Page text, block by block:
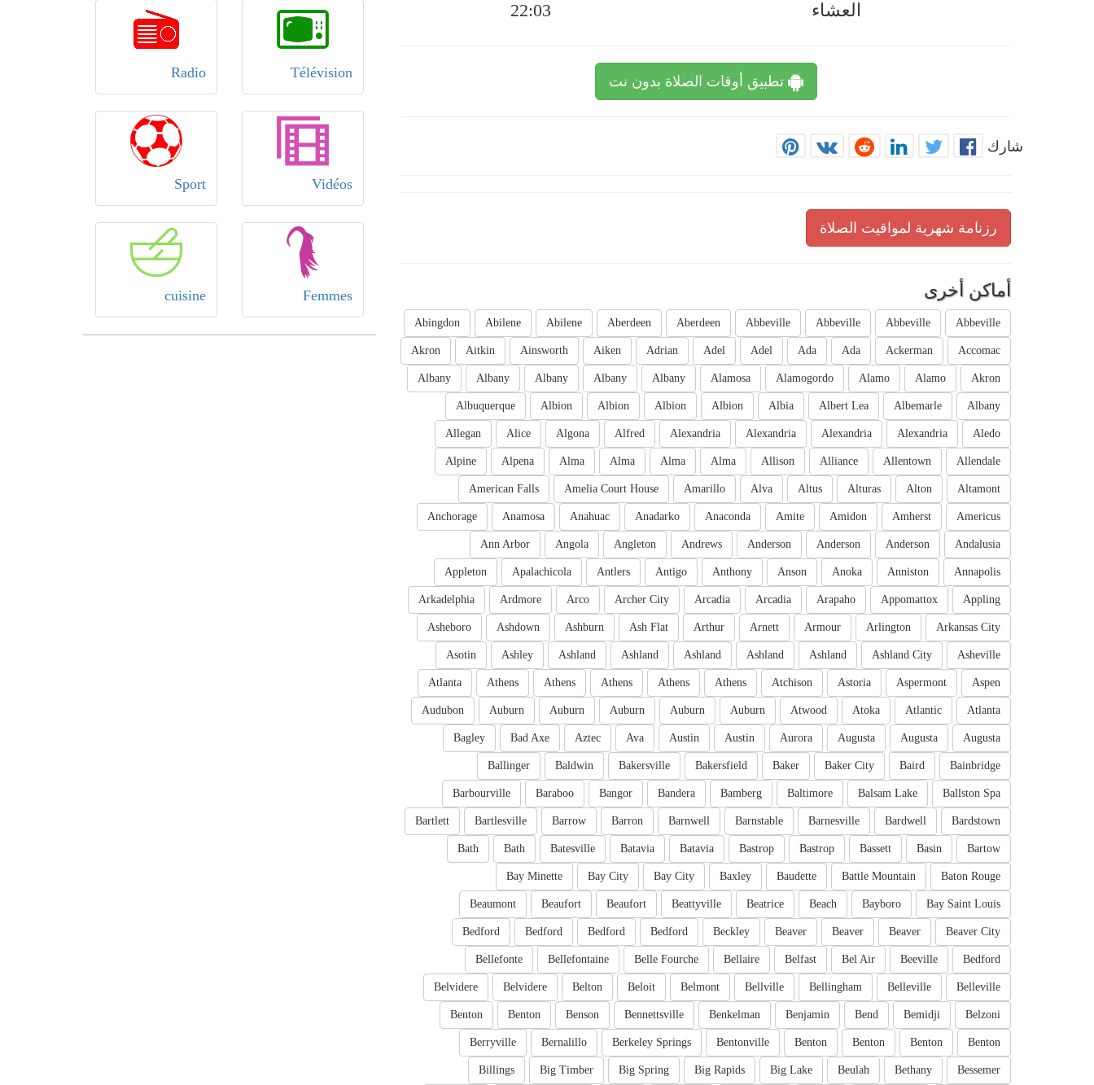
العشاء
22:03
تطبيق أوقات الصلاة بدون نت
شارك
رزنامة شهرية لمواقيت الصلاة
أماكن أخرى
Abbeville
Abbeville
Abbeville
Abbeville
Aberdeen
Aberdeen
Abilene
Abilene
Abingdon
Accomac
Ackerman
Ada
Ada
Adel
Adel
Adrian
Aiken
Ainsworth
Aitkin
Akron
Akron
Alamo
Alamo
Alamogordo
Alamosa
Albany
Albany
Albany
Albany
Albany
Albany
Albemarle
Albert Lea
Albia
Albion
Albion
Albion
Albion
Albuquerque
Aledo
Alexandria
Alexandria
Alexandria
Alexandria
Alfred
Algona
Alice
Allegan
Allendale
Allentown
Alliance
Allison
Alma
Alma
Alma
Alma
Alpena
Alpine
Altamont
Alton
Alturas
Altus
Alva
Amarillo
Amelia Court House
American Falls
Americus
Amherst
Amidon
Amite
Anaconda
Anadarko
Anahuac
Anamosa
Anchorage
Andalusia
Anderson
Anderson
Anderson
Andrews
Angleton
Angola
Ann Arbor
Annapolis
Anniston
Anoka
Anson
Anthony
Antigo
Antlers
Apalachicola
Appleton
Appling
Appomattox
Arapaho
Arcadia
Arcadia
Archer City
Arco
Ardmore
Arkadelphia
Arkansas City
Arlington
Armour
Arnett
Arthur
Ash Flat
Ashburn
Ashdown
Asheboro
Asheville
Ashland City
Ashland
Ashland
Ashland
Ashland
Ashland
Ashley
Asotin
Aspen
Aspermont
Astoria
Atchison
Athens
Athens
Athens
Athens
Athens
Atlanta
Atlanta
Atlantic
Atoka
Atwood
Auburn
Auburn
Auburn
Auburn
Auburn
Audubon
Augusta
Augusta
Augusta
Aurora
Austin
Austin
Ava
Aztec
Bad Axe
Bagley
Bainbridge
Baird
Baker City
Baker
Bakersfield
Bakersville
Baldwin
Ballinger
Ballston Spa
Balsam Lake
Baltimore
Bamberg
Bandera
Bangor
Baraboo
Barbourville
Bardstown
Bardwell
Barnesville
Barnstable
Barnwell
Barron
Barrow
Bartlesville
Bartlett
Bartow
Basin
Bassett
Bastrop
Bastrop
Batavia
Batavia
Batesville
Bath
Bath
Baton Rouge
Battle Mountain
Baudette
Baxley
Bay City
Bay City
Bay Minette
Bay Saint Louis
Bayboro
Beach
Beatrice
Beattyville
Beaufort
Beaufort
Beaumont
Beaver City
Beaver
Beaver
Beaver
Beckley
Bedford
Bedford
Bedford
Bedford
Bedford
Beeville
Bel Air
Belfast
Bellaire
Belle Fourche
Bellefontaine
Bellefonte
Belleville
Belleville
Bellingham
Bellville
Belmont
Beloit
Belton
Belvidere
Belvidere
Belzoni
Bemidji
Bend
Benjamin
Benkelman
Bennettsville
Benson
Benton
Benton
Benton
Benton
Benton
Benton
Bentonville
Berkeley Springs
Bernalillo
Berryville
Bessemer
Bethany
Beulah
Big Lake
Big Rapids
Big Spring
Big Timber
Billings
Télévision
Radio
Vidéos
Sport
Femmes
cuisine